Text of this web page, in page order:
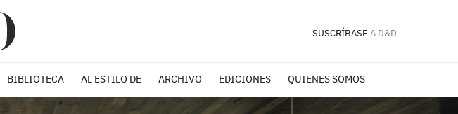
SUSCRÍBASE A D&D
BIBLIOTECA AL ESTILO DE ARCHIVO EDICIONES QUIENES SOMOS